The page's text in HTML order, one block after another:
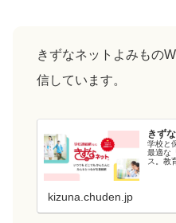
きずなネットよみもの
信しています。
きず
学校と
最適な
ス。教
kizuna.chuden.jp